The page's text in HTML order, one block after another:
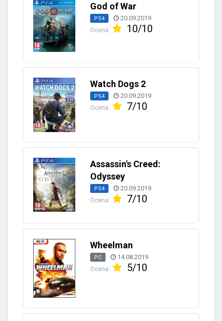
God of War
PS4 20.09.2019
Ocena: 10/10
Watch Dogs 2
PS4 20.09.2019
Ocena: 7/10
Assassin's Creed:
Odyssey
PS4 20.09.2019
Ocena: 7/10
Wheelman
PC 14.08.2019
Ocena: 5/10